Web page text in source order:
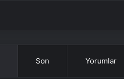
Son Yorumlar